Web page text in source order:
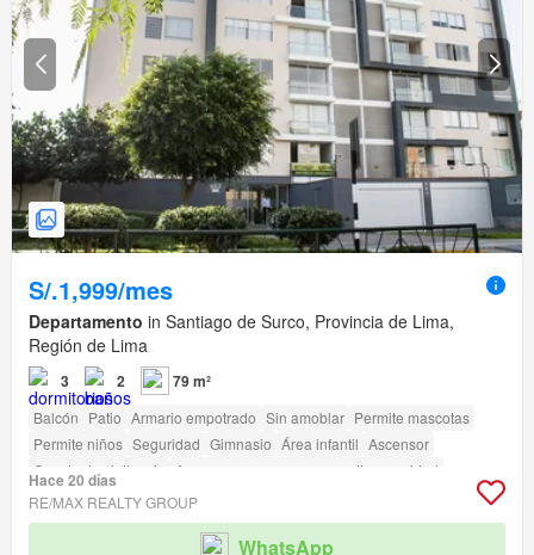
S/.1,999/mes
Departamento in Santiago de Surco, Provincia de Lima,
Región de Lima
3 2 79 m²
Balcón Patio Armario empotrado Sin amoblar Permite mascotas
Permite niños Seguridad Gimnasio Área infantil Ascensor
Caseta de vigilancia
Acceso para personas con discapacidad
Hace 20 días
RE/MAX REALTY GROUP
WhatsApp